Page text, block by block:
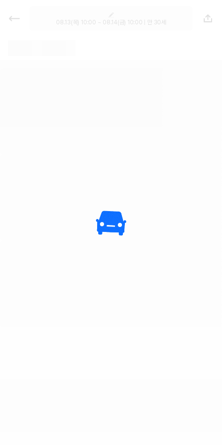
렌트카 추천 | 최저가 한눈에 비교 렌
터카 카모아08.13(목) 10:00 ~ 08.14(금) 10:00 | 만 30세